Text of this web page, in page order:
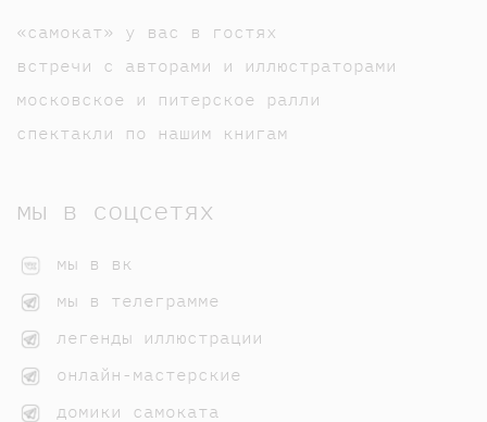
«самокат» у вас в гостях
встречи с авторами и иллюстраторами
московское и питерское ралли
спектакли по нашим книгам
мы в соцсетях
мы в вк
мы в телеграмме
легенды иллюстрации
онлайн-мастерские
домики самоката